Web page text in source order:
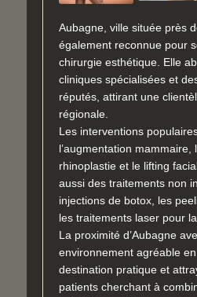
Aubagne, ville située près
également reconnue pour
chirurgie esthétique. Elle
cliniques spécialisées et
réputés, attirant une
régionale.
Les interventions
l’augmentation mammaire,
rhinoplastie et le lifting
aussi des traitements non
injections de botox, les
les traitements laser pour la
La proximité d’Aubagne
environnement agréable
destination pratique et
patients cherchant à